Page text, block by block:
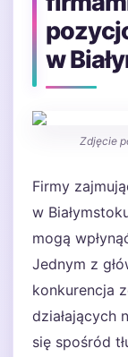
w
Zdjęcie
Firmy
w
mogą
Jednym z
konkurencja
działających
się spośród